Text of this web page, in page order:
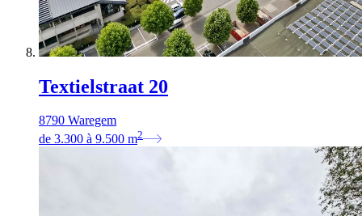
Textielstraat 20
8790 Waregem
de 3.300 à 9.500 m2